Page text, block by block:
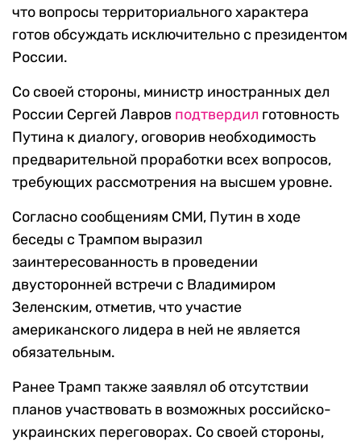
что вопросы территориального характера
готов обсуждать исключительно с президентом
России.
Со своей стороны, министр иностранных дел
России Сергей Лавров подтвердил готовность
Путина к диалогу, оговорив необходимость
предварительной проработки всех вопросов,
требующих рассмотрения на высшем уровне.
Согласно сообщениям СМИ, Путин в ходе
беседы с Трампом выразил
заинтересованность в проведении
двусторонней встречи с Владимиром
Зеленским, отметив, что участие
американского лидера в ней не является
обязательным.
Ранее Трамп также заявлял об отсутствии
планов участвовать в возможных российско-
украинских переговорах. Со своей стороны,